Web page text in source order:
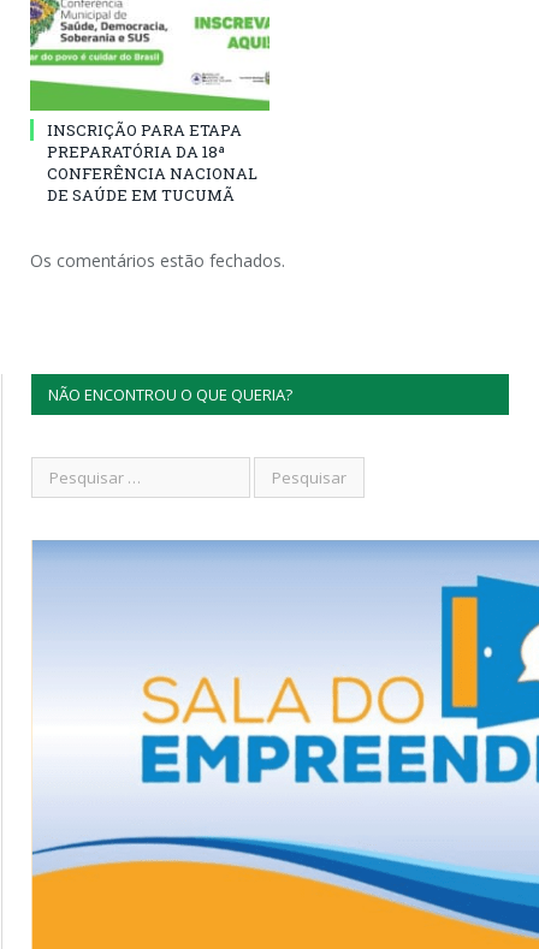
INSCRIÇÃO PARA ETAPA
PREPARATÓRIA DA 18ª
CONFERÊNCIA NACIONAL
DE SAÚDE EM TUCUMÃ
Os comentários estão fechados.
NÃO ENCONTROU O QUE QUERIA?